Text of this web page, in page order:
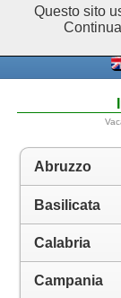
Abruzzo
Basilicata
Calabria
Campania
Questo sito